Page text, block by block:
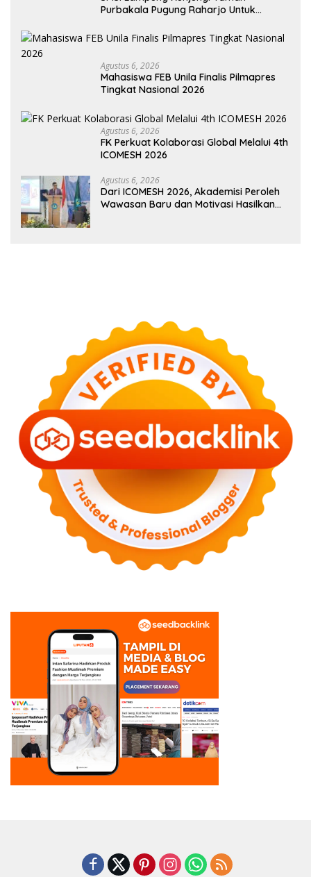
Purbakala Pugung Raharjo Untuk
Agustus 6, 2026
Mahasiswa FEB Unila Finalis Pilmapres
Tingkat Nasional 2026
Agustus 6, 2026
FK Perkuat Kolaborasi Global Melalui 4th
ICOMESH 2026
Agustus 6, 2026
Dari ICOMESH 2026, Akademisi Peroleh
Wawasan Baru dan Motivasi Hasilkan